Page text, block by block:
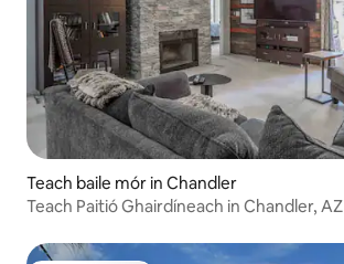
Teach baile mór in Chandler
Teach Paitió Ghairdíneach in Chandler, AZ